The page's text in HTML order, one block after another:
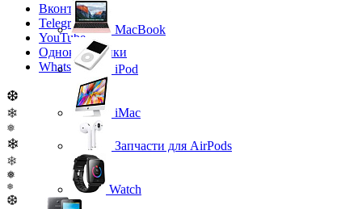
Вконтакте
Telegram
YouTube
Одноклассники
WhatsApp
❆
❄
❅
❄
❄
❅
❅
❆
MacBook
iPod
iMac
Запчасти для AirPods
Watch